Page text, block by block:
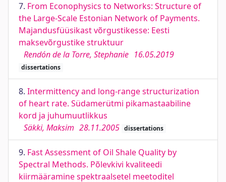
7. From Econophysics to Networks: Structure of
the Large-Scale Estonian Network of Payments.
Majandusfüüsikast võrgustikesse: Eesti
maksevõrgustike struktuur
Rendón de la Torre, Stephanie 16.05.2019
dissertations
8. Intermittency and long-range structurization
of heart rate. Südamerütmi pikamastaabiline
kord ja juhumuutlikkus
Säkki, Maksim 28.11.2005 dissertations
9. Fast Assessment of Oil Shale Quality by
Spectral Methods. Põlevkivi kvaliteedi
kiirmääramine spektraalsetel meetoditel